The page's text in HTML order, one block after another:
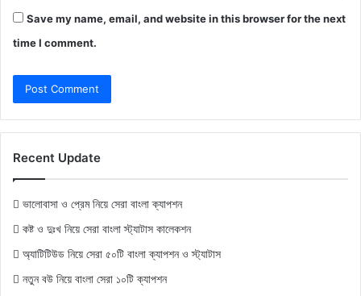
Save my name, email, and website in this browser for the next
time I comment.
Recent Update
ভালোবাসা ও প্রেম নিয়ে সেরা বাংলা ক্যাপশন
কষ্ট ও দুঃখ নিয়ে সেরা বাংলা স্ট্যাটাস কালেকশন
অ্যাটিটিউড নিয়ে সেরা ৫০টি বাংলা ক্যাপশন ও স্ট্যাটাস
নতুন বউ নিয়ে বাংলা সেরা ১০টি ক্যাপশন